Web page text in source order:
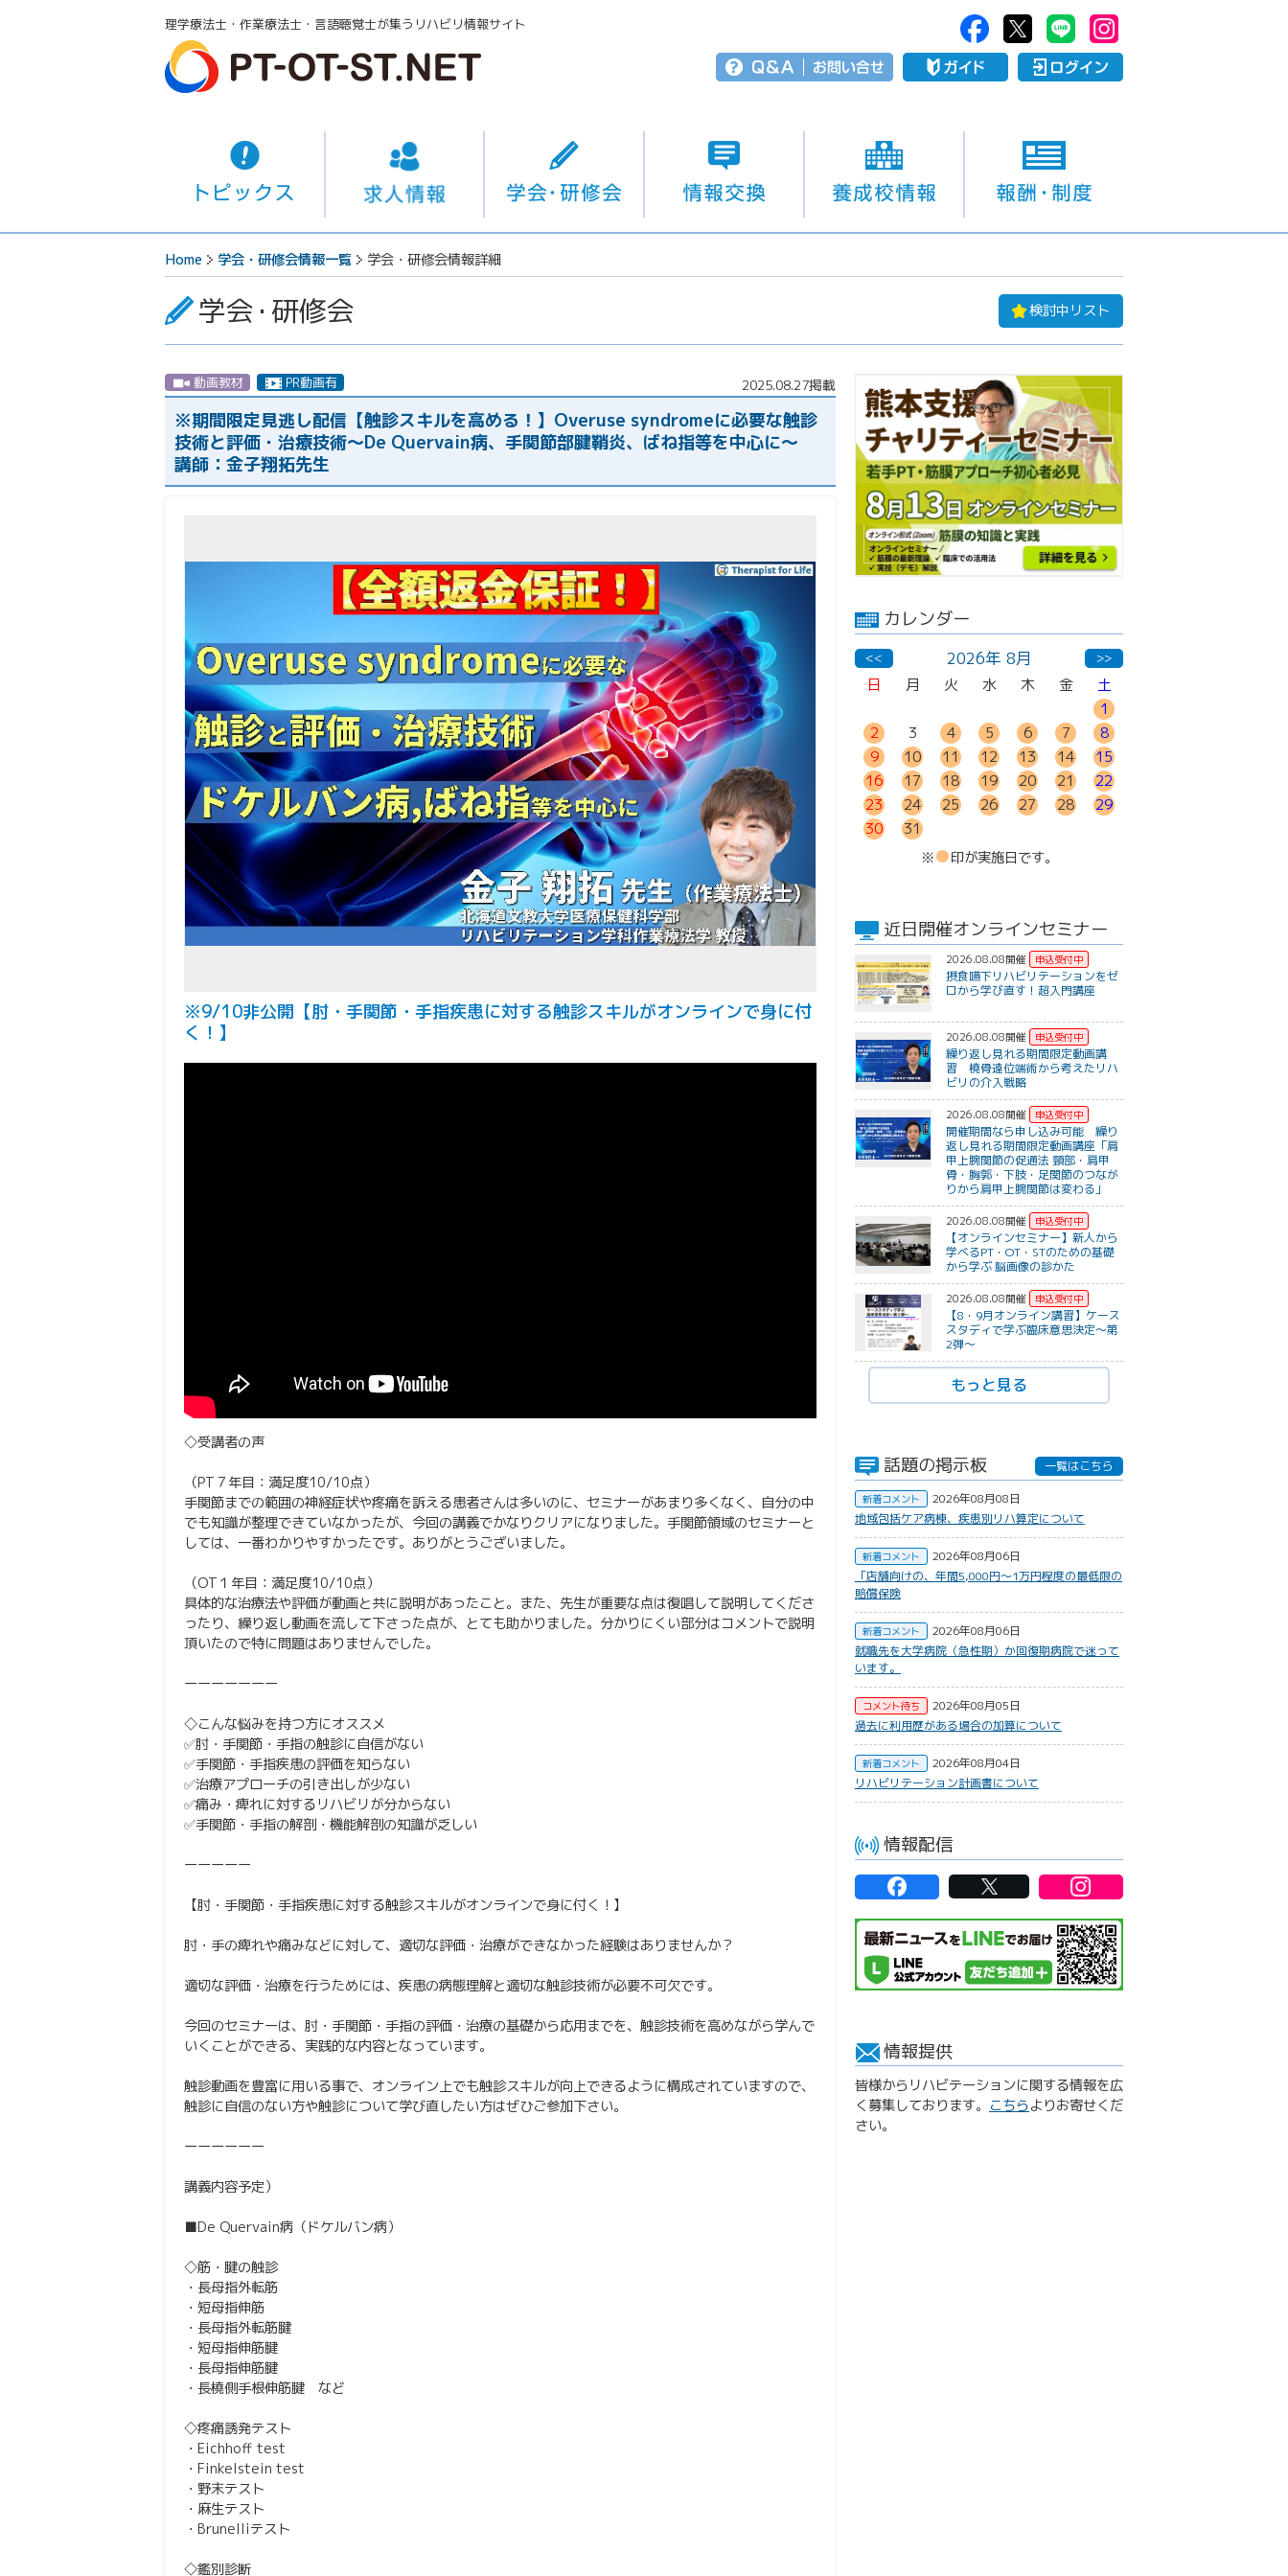
理学療法士・作業療法士・言語聴覚士が集うリハビリ情報サイト
Home 学会・研修会情報一覧 学会・研修会情報詳細
学会・研修会 検討中リスト
動画教材 PR動画有 2025.08.27掲載
※期間限定見逃し配信【触診スキルを高める！】Overuse syndromeに必要な触診
技術と評価・治療技術〜De Quervain病、手関節部腱鞘炎、ばね指等を中心に〜
講師：金子翔拓先生
※9/10非公開【肘・手関節・手指疾患に対する触診スキルがオンラインで身に付
く！】
◇受講者の声
（PT７年目：満足度10/10点）
手関節までの範囲の神経症状や疼痛を訴える患者さんは多いのに、セミナーがあまり多くなく、自分の中
でも知識が整理できていなかったが、今回の講義でかなりクリアになりました。手関節領域のセミナーと
しては、一番わかりやすかったです。ありがとうございました。
（OT１年目：満足度10/10点）
具体的な治療法や評価が動画と共に説明があったこと。また、先生が重要な点は復唱して説明してくださ
ったり、繰り返し動画を流して下さった点が、とても助かりました。分かりにくい部分はコメントで説明
頂いたので特に問題はありませんでした。
ーーーーーーー
◇こんな悩みを持つ方にオススメ
✅肘・手関節・手指の触診に自信がない
✅手関節・手指疾患の評価を知らない
✅治療アプローチの引き出しが少ない
✅痛み・痺れに対するリハビリが分からない
✅手関節・手指の解剖・機能解剖の知識が乏しい
ーーーーー
【肘・手関節・手指疾患に対する触診スキルがオンラインで身に付く！】
肘・手の痺れや痛みなどに対して、適切な評価・治療ができなかった経験はありませんか？
適切な評価・治療を行うためには、疾患の病態理解と適切な触診技術が必要不可欠です。
今回のセミナーは、肘・手関節・手指の評価・治療の基礎から応用までを、触診技術を高めながら学んで
いくことができる、実践的な内容となっています。
触診動画を豊富に用いる事で、オンライン上でも触診スキルが向上できるように構成されていますので、
触診に自信のない方や触診について学び直したい方はぜひご参加下さい。
ーーーーーー
講義内容予定）
■De Quervain病（ドケルバン病）
◇筋・腱の触診
・長母指外転筋
・短母指伸筋
・長母指外転筋腱
・短母指伸筋腱
・長母指伸筋腱
・長橈側手根伸筋腱 など
◇疼痛誘発テスト
・Eichhoff test
・Finkelstein test
・野末テスト
・麻生テスト
・Brunelliテスト
◇鑑別診断
カレンダー
<< 2026年 8月 >>
日 月 火 水 木 金
土
1
2
3 4 5 6 7
8
9
10 11 12 13 14
15
16
17 18 19 20 21
22
23
24 25 26 27 28
29
30
31
※●印が実施日です。
近日開催オンラインセミナー
2026.08.08開催
摂食嚥下リハビリテーションをゼ
ロから学び直す！超入門講座
2026.08.08開催
繰り返し見れる期間限定動画講
習 橈骨遠位端術から考えたリハ
ビリの介入戦略
2026.08.08開催
開催期間なら申し込み可能 繰り
返し見れる期間限定動画講座「肩
甲上腕関節の促通法 頸部・肩甲
骨・胸郭・下肢・足関節のつなが
りから肩甲上腕関節は変わる」
2026.08.08開催
【オンラインセミナー】新人から
学べるPT・OT・STのための基礎
から学ぶ 脳画像の診かた
2026.08.08開催
【8・9月オンライン講習】ケース
スタディで学ぶ臨床意思決定〜第
2弾〜
もっと見る
話題の掲示板 一覧はこちら
新着コメント
2026年08月08日
地域包括ケア病棟、疾患別リハ算定について
新着コメント
2026年08月06日
​「店舗向けの、年間5,000円〜1万円程度の最低限の
賠償保険
新着コメント
2026年08月06日
就職先を大学病院（急性期）か回復期病院で迷って
います。
コメント待ち
2026年08月05日
過去に利用歴がある場合の加算について
新着コメント
2026年08月04日
リハビリテーション計画書について
情報配信
情報提供
皆様からリハビテーションに関する情報を広
く募集しております。 こちらよりお寄せくだ
さい。